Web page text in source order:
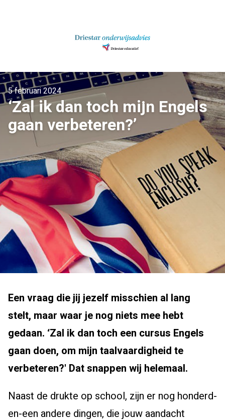
5 februari 2024
‘Zal ik dan toch mijn Engels
gaan verbeteren?’
Een vraag die jij jezelf misschien al lang
stelt, maar waar je nog niets mee hebt
gedaan. ‘Zal ik dan toch een cursus Engels
gaan doen, om mijn taalvaardigheid te
verbeteren?' Dat snappen wij helemaal.
Naast de drukte op school, zijn er nog honderd-
en-een andere dingen, die jouw aandacht